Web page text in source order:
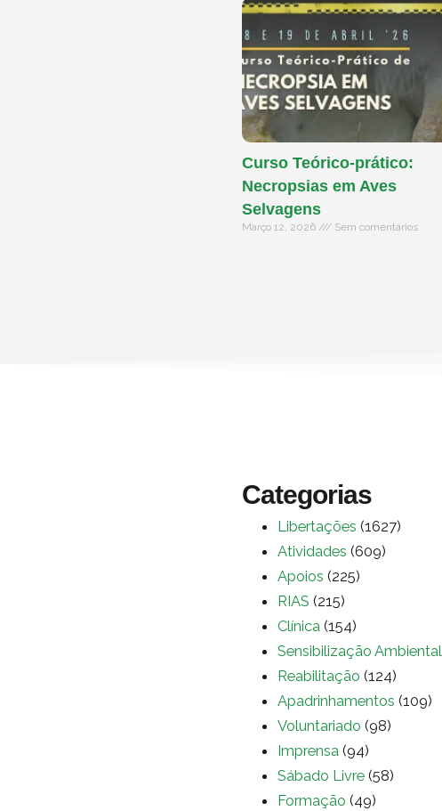
Curso Teórico-prático:
Necropsias em Aves
Selvagens
Março 12, 2026 Sem comentários
Categorias
Libertações (1627)
Atividades (609)
Apoios (225)
RIAS (215)
Clínica (154)
Sensibilização Ambiental
Reabilitação (124)
Apadrinhamentos (109)
Voluntariado (98)
Imprensa (94)
Sábado Livre (58)
Formação (49)